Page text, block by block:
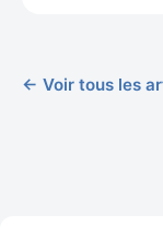
← Voir tous les